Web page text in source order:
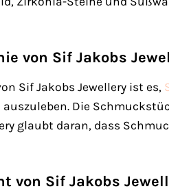
von Sif Jakobs
Sif Jakobs Jewellery ist es,
Die
glaubt daran, dass
von Sif Jakobs